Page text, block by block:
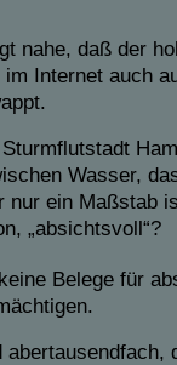
nahe, daß der
Internet auch
Wasser,
nur ein Maßstab
„absichtsvoll“?
Belege für